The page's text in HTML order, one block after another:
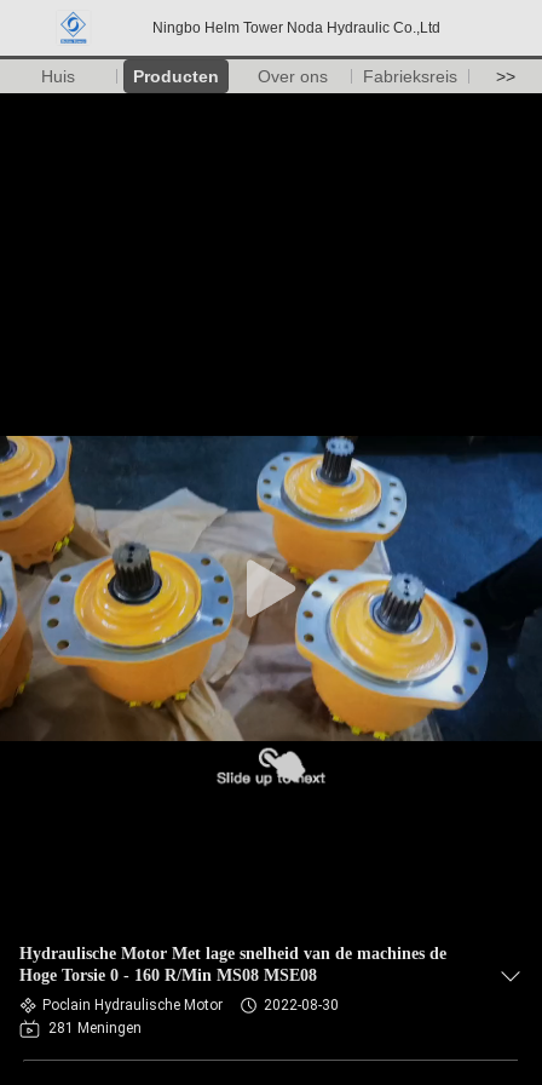
Ningbo Helm Tower Noda Hydraulic Co.,Ltd
Huis Producten Over ons Fabrieksreis >>
Hydraulische Motor Met lage snelheid van de machines de
Hoge Torsie 0 - 160 R/Min MS08 MSE08
Poclain Hydraulische Motor
2022-08-30
281 Meningen